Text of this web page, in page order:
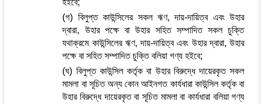
হইবে;
(গ) বিলুপ্ত কাউন্সিলের সকল ঋণ, দায়-দায়িত্ব এবং উহার
দ্বারা, উহার পক্ষে বা উহার সহিত সম্পাদিত সকল চুক্তি
যথাক্রমে কাউন্সিলের ঋণ, দায়-দায়িত্ব এবং উহার দ্বারা, উহার
পক্ষে বা সহিত সম্পাদিত চুক্তি বলিয়া গণ্য হইবে;
(ঘ) বিলুপ্ত কাউন্সিল কর্তৃক বা উহার বিরুদ্ধে দায়েরকৃত সকল
মামলা বা সূচিত অন্য কোন আইনগত কার্যধারা কাউন্সিল কর্তৃক বা
উহার বিরুদ্ধে দায়েরকৃত বা সূচিত মামলা বা কার্যধারা বলিয়া গণ্য